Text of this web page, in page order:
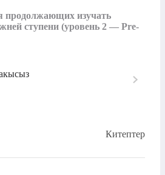
продолжающих изучать
ступени (уровень 2 — Pre-
Китептер